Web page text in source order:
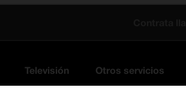
Televisión Otros servicios